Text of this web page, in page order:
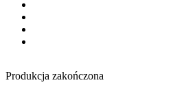
Produkcja zakończona